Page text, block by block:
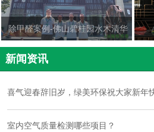
除甲醛案例-佛山碧桂园水木清华
新闻资讯
喜气迎春辞旧岁，绿美环保祝大家新年
室内空气质量检测哪些项目？